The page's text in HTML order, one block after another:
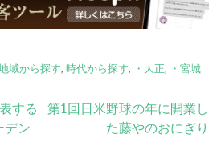
域から探す, 時代から探す, ・大正, ・宮城
する
デン
第1回日米野球の年に開業し
た藤やのおにぎり